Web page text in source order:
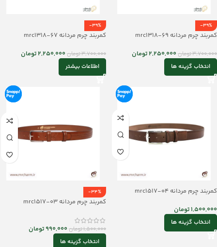
-39%
کمربند چرم مردانه mrc1318-69
3,700,000تومان2,250,000تومان
انتخاب گزینه ها
-39%
کمربند چرم مردانه mrc1318-67
3,700,000تومان2,250,000تومان
اطلاعات بیشتر
کمربند چرم مردانه mrc1517-04
1,500,000تومان
انتخاب گزینه ها
-34%
کمربند چرم مردانه mrc1517-03
1,500,000تومان990,000تومان
انتخاب گزینه ها